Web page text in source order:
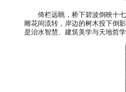
倚栏远眺，桥下碧波倒映十
雕花间流转，岸边的树木投下倒
是治水智慧、建筑美学与天地哲